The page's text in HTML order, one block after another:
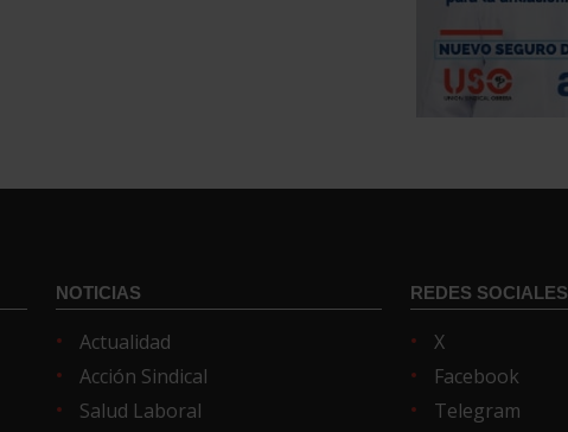
NOTICIAS
Actualidad
Acción Sindical
Salud Laboral
REDES SOCIALES
X
Facebook
Telegram